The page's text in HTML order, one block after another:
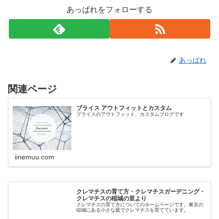
あっぱれをフォローする
あっぱれ
関連ページ
ブライス アウトフィットとカスタム
ブライスのアウトフィット、カスタムブログです
iinemuu.com
クレマチスの育て方・クレマチスガーデニング・
クレマチスの稲城の里より
クレマチスの育て方についてのホームページです。東京の
稲城にある小さな庭でクレマチスを育てています。